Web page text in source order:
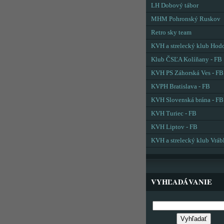
LH Dobový tábor
MHM Pohronský Ruskov
Retro sky team
KVH a strelecký klub
Klub ČSĽA Kolíňany - FB
KVH PS Záhorská Ves - FB
KVPH Bratislava - FB
KVH Slovenská brána - FB
KVH Turiec - FB
KVH Liptov - FB
KVH a strelecký klub
VYHĽADÁVANIE